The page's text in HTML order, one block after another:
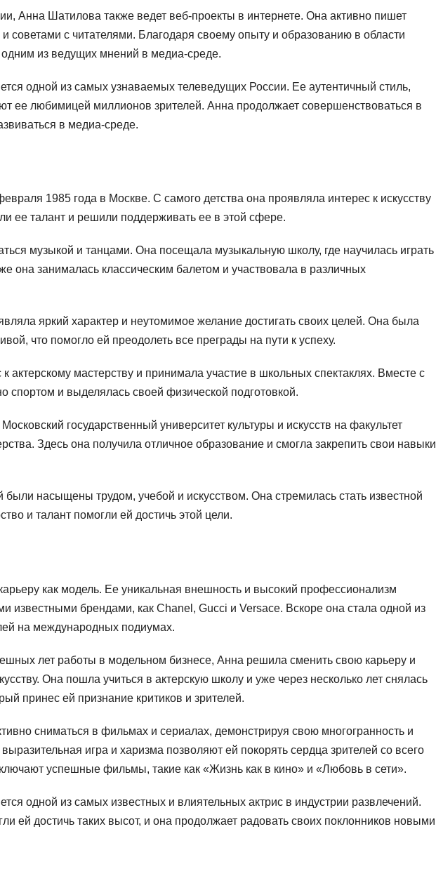
Анна Шатилова также ведет веб-проекты в интернете. Она активно пишет
советами с читателями. Благодаря своему опыту и образованию в области
из ведущих мнений в медиа-среде.
одной из самых узнаваемых телеведущих России. Ее аутентичный стиль,
ее любимицей миллионов зрителей. Анна продолжает совершенствоваться в
в медиа-среде.
1985 года в Москве. С самого детства она проявляла интерес к искусству
ее талант и решили поддерживать ее в этой сфере.
музыкой и танцами. Она посещала музыкальную школу, где научилась играть
она занималась классическим балетом и участвовала в различных
яркий характер и неутомимое желание достигать своих целей. Она была
что помогло ей преодолеть все преграды на пути к успеху.
актерскому мастерству и принимала участие в школьных спектаклях. Вместе с
спортом и выделялась своей физической подготовкой.
государственный университет культуры и искусств на факультет
Здесь она получила отличное образование и смогла закрепить свои навыки
насыщены трудом, учебой и искусством. Она стремилась стать известной
и талант помогли ей достичь этой цели.
как модель. Ее уникальная внешность и высокий профессионализм
известными брендами, как Chanel, Gucci и Versace. Вскоре она стала одной из
на международных подиумах.
лет работы в модельном бизнесе, Анна решила сменить свою карьеру и
Она пошла учиться в актерскую школу и уже через несколько лет снялась
принес ей признание критиков и зрителей.
сниматься в фильмах и сериалах, демонстрируя свою многогранность и
игра и харизма позволяют ей покорять сердца зрителей со всего
успешные фильмы, такие как «Жизнь как в кино» и «Любовь в сети».
одной из самых известных и влиятельных актрис в индустрии развлечений.
ей достичь таких высот, и она продолжает радовать своих поклонников новыми